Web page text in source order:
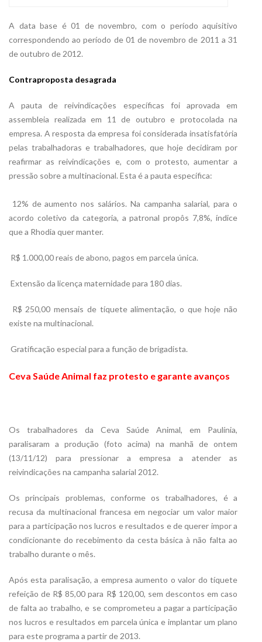
A data base é 01 de novembro, com o período aquisitivo
correspondendo ao período de 01 de novembro de 2011 a 31
de outubro de 2012.
Contraproposta desagrada
A pauta de reivindicações específicas foi aprovada em
assembleia realizada em 11 de outubro e protocolada na
empresa. A resposta da empresa foi considerada insatisfatória
pelas trabalhadoras e trabalhadores, que hoje decidiram por
reafirmar as reivindicações e, com o protesto, aumentar a
pressão sobre a multinacional. Esta é a pauta específica:
12% de aumento nos salários. Na campanha salarial, para o
acordo coletivo da categoria, a patronal propôs 7,8%, índice
que a Rhodia quer manter.
R$ 1.000,00 reais de abono, pagos em parcela única.
Extensão da licença maternidade para 180 dias.
R$ 250,00 mensais de tíquete alimentação, o que hoje não
existe na multinacional.
Gratificação especial para a função de brigadista.
Ceva Saúde Animal faz protesto e garante avanços
Os trabalhadores da Ceva Saúde Animal, em Paulínia,
paralisaram a produção (foto acima) na manhã de ontem
(13/11/12) para pressionar a empresa a atender as
reivindicações na campanha salarial 2012.
Os principais problemas, conforme os trabalhadores, é a
recusa da multinacional francesa em negociar um valor maior
para a participação nos lucros e resultados e de querer impor a
condicionante do recebimento da cesta básica à não falta ao
trabalho durante o mês.
Após esta paralisação, a empresa aumento o valor do tíquete
refeição de R$ 85,00 para R$ 120,00, sem descontos em caso
de falta ao trabalho, e se comprometeu a pagar a participação
nos lucros e resultados em parcela única e implantar um plano
para este programa a partir de 2013.